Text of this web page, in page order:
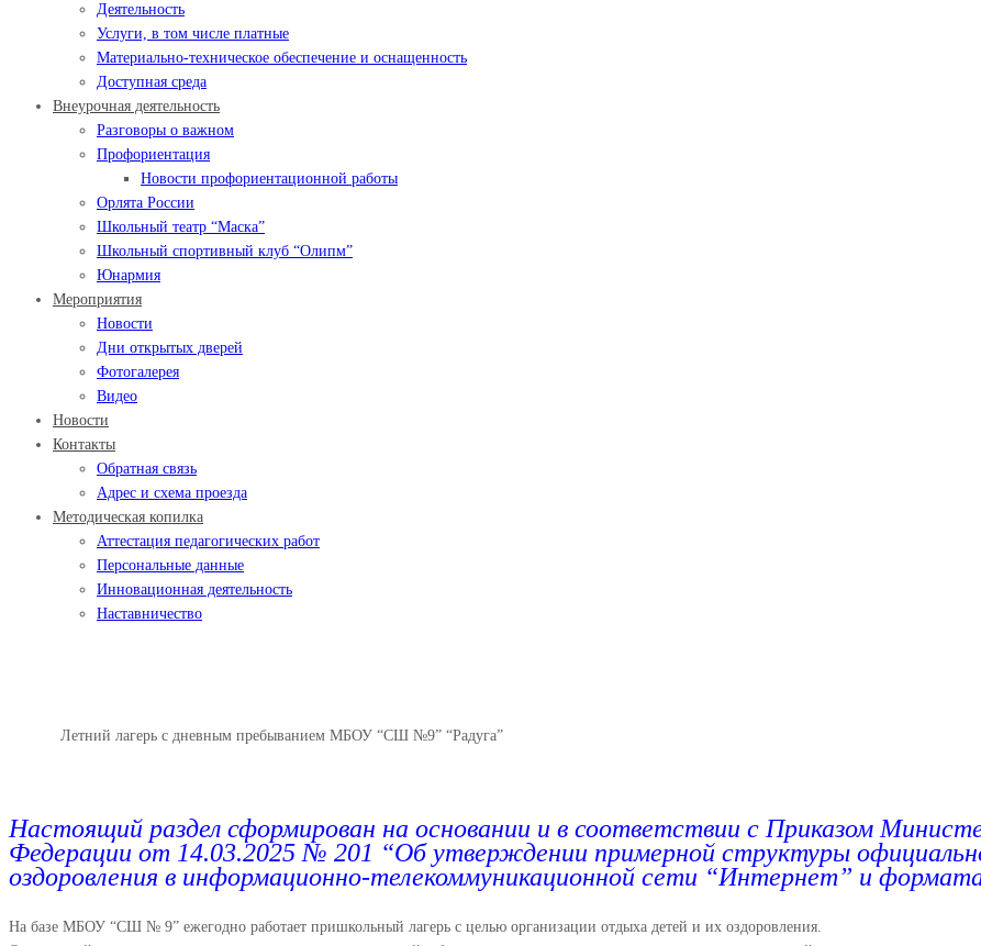
Деятельность
Услуги, в том числе платные
Материально-техническое обеспечение и оснащенность
Доступная среда
Внеурочная деятельность
Разговоры о важном
Профориентация
Новости профориентационной работы
Орлята России
Школьный театр “Маска”
Школьный спортивный клуб “Олипм”
Юнармия
Мероприятия
Новости
Дни открытых дверей
Фотогалерея
Видео
Новости
Контакты
Обратная связь
Адрес и схема проезда
Методическая копилка
Аттестация педагогических работ
Персональные данные
Инновационная деятельность
Наставничество
Летний лагерь с дневным пребыванием МБОУ “СШ №9” “Радуга”
Настоящий раздел сформирован на основании и в соответствии с Приказом
Федерации от 14.03.2025 № 201 “Об утверждении примерной структуры
оздоровления в информационно-телекоммуникационной сети “Интернет” и
На базе МБОУ “СШ № 9” ежегодно работает пришкольный лагерь с целью организации отдыха детей и их оздоровления.